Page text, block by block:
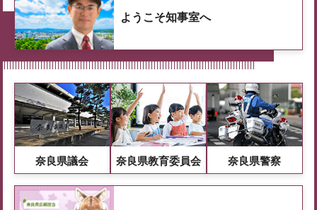
ようこそ知事室へ
奈良県議会 奈良県教育委員会 奈良県警察